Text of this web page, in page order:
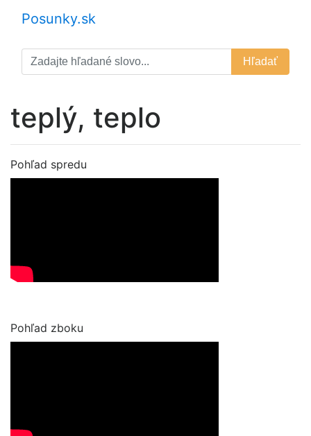
Posunky.sk
Hľadať
teplý, teplo
Pohľad spredu
Pohľad zboku